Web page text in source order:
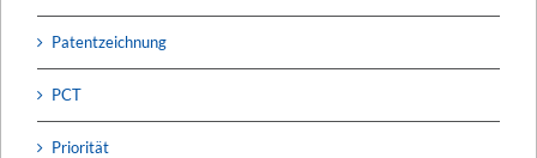
Patentzeichnung
PCT
Priorität